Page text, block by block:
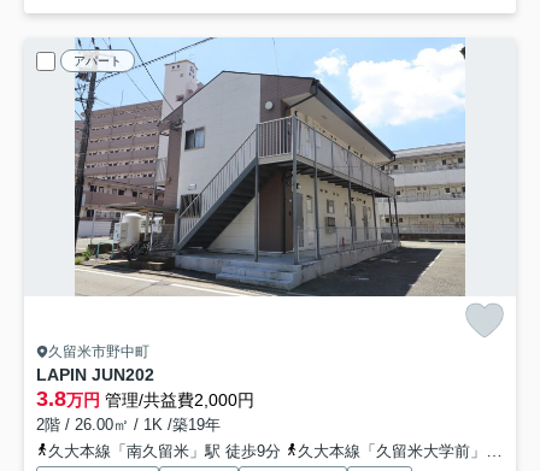
アパート
久留米市野中町
LAPIN JUN202
3.8万円 管理/共益費2,000円
2階 / 26.00㎡ / 1K /築19年
久大本線「南久留米」駅 徒歩9分
久大本線「久留米大学前」駅 徒歩26分